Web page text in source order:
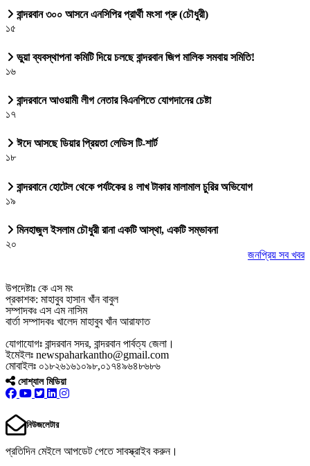
বান্দরবান ৩০০ আসনে এনসিপির প্রার্থী মংসা প্রু (চৌধুরী)
১৫
ভুয়া ব্যবস্থাপনা কমিটি দিয়ে চলছে বান্দরবান জিপ মালিক সমবায় সমিতি!
১৬
বান্দরবানে আওয়ামী লীগ নেতার বিএনপিতে যোগদানের চেষ্টা
১৭
ঈদে আসছে ডিয়ার প্রিয়তা লেডিস টি-শার্ট
১৮
বান্দরবানে হোটেল থেকে পর্যটকের ৪ লাখ টাকার মালামাল চুরির অভিযোগ
১৯
মিনহাজুল ইসলাম চৌধুরী রানা একটি আস্থা, একটি সম্ভাবনা
২০
জনপ্রিয় সব খবর
উপদেষ্টাঃ কে এস মং
প্রকাশক: মাহাবুব হাসান খাঁন বাবুল
সম্পাদকঃ এস এম নাসিম
বার্তা সম্পাদকঃ খালেদ মাহাবুব খাঁন আরাফাত
যোগাযোগঃ বান্দরবান সদর, বান্দরবান পার্বত্য জেলা।
ইমেইলঃ newspaharkantho@gmail.com
মোবাইলঃ ০১৮২৬১৬১০৯৮,০১৭৪৯৬৪৮৬৮৬
সোশ্যাল মিডিয়া
নিউজলেটার
প্রতিদিন মেইলে আপডেট পেতে সাবস্ক্রাইব করুন।